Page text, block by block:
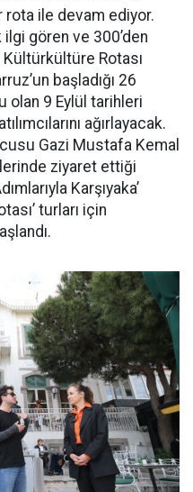
rota ile devam ediyor.
ilgi gören ve 300’den
Rotası
başladığı 26
olan 9 Eylül tarihleri
ağırlayacak.
Gazi Mustafa Kemal
ziyaret ettiği
Karşıyaka’
turları için